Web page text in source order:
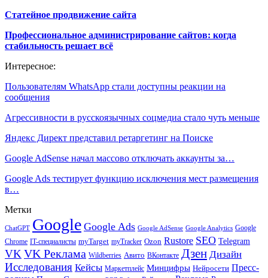
Статейное продвижение сайта
Профессиональное администрирование сайтов: когда
стабильность решает всё
Интересное:
Пользователям WhatsApp стали доступны реакции на
сообщения
Агрессивности в русскоязычных соцмедиа стало чуть меньше
Яндекс Директ представил ретаргетинг на Поиске
Google AdSense начал массово отключать аккаунты за…
Google Ads тестирует функцию исключения мест размещения
в…
Метки
ChatGPT Google Google Ads Google AdSense Google Analytics Google
Chrome IT-специалисты myTarget myTracker Ozon Rustore SEO Telegram
VK VK Реклама Wildberries Авито ВКонтакте Дзен Дизайн
Исследования Кейсы Маркетплейс Минцифры Нейросети Пресс-